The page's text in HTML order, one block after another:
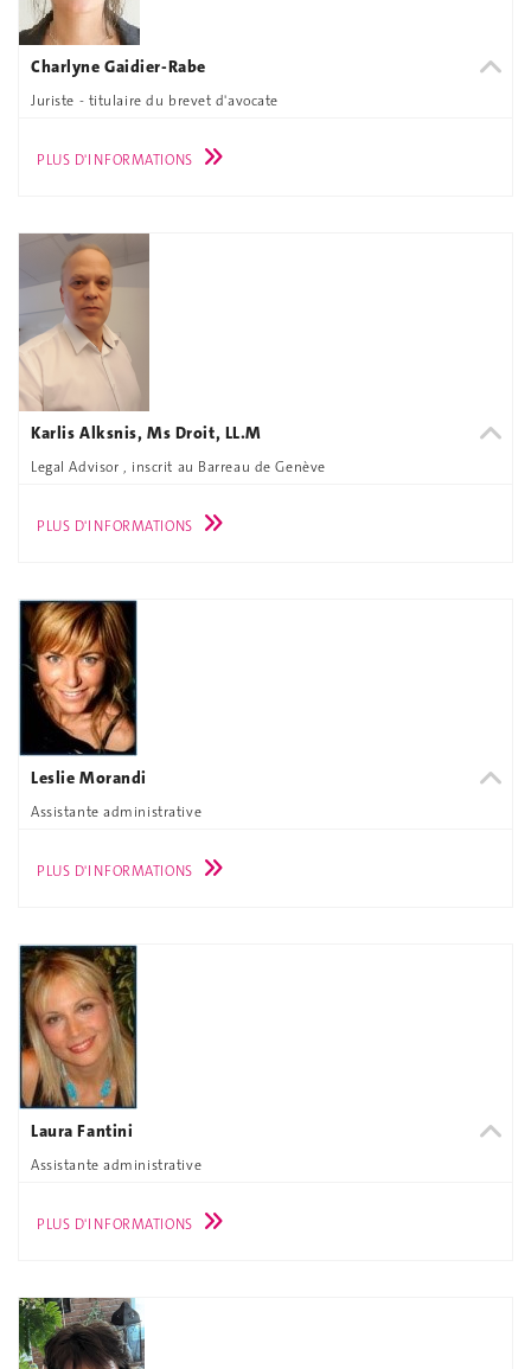
Charlyne Gaidier-Rabe
Juriste - titulaire du brevet d'avocate
PLUS D'INFORMATIONS
Karlis Alksnis, Ms Droit, LL.M
Legal Advisor , inscrit au Barreau de Genève
PLUS D'INFORMATIONS
Leslie Morandi
Assistante administrative
PLUS D'INFORMATIONS
Laura Fantini
Assistante administrative
PLUS D'INFORMATIONS